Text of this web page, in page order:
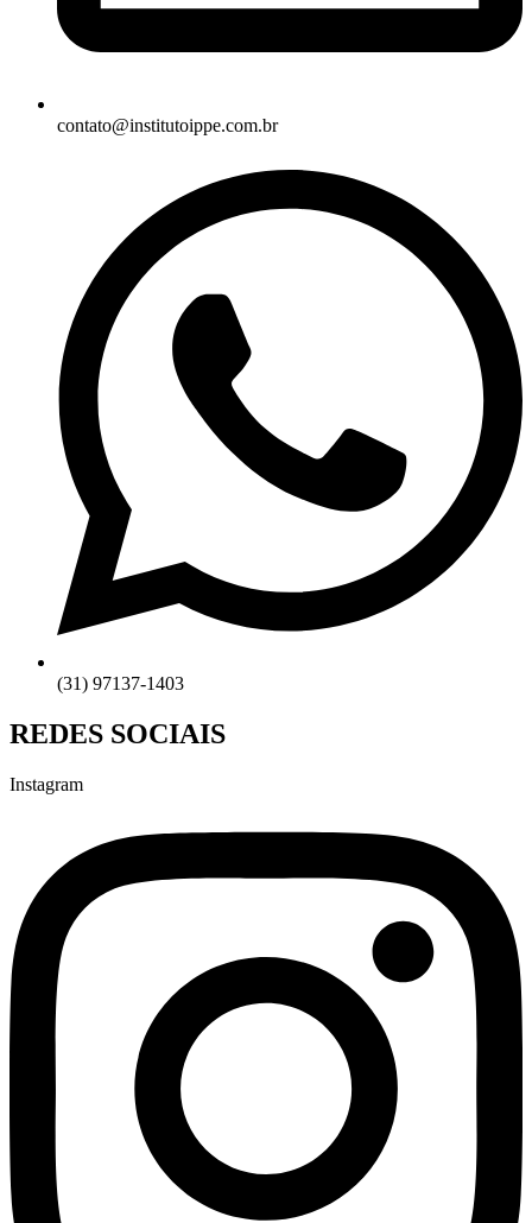
contato@institutoippe.com.br
(31) 97137-1403
REDES SOCIAIS
Instagram